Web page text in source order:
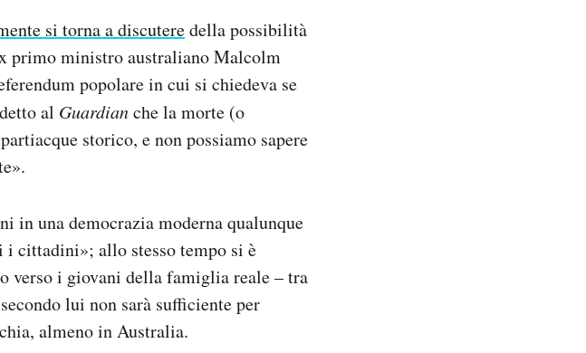
si torna a discuteredella possibilità
primo ministro australiano Malcolm
popolare in cui si chiedeva se
al Guardianche la morte (o
storico, e non possiamo sapere
in una democrazia moderna qualunque
i cittadini»; allo stesso tempo si è
verso i giovani della famiglia reale – tra
lui non sarà sufficiente per
almeno in Australia.